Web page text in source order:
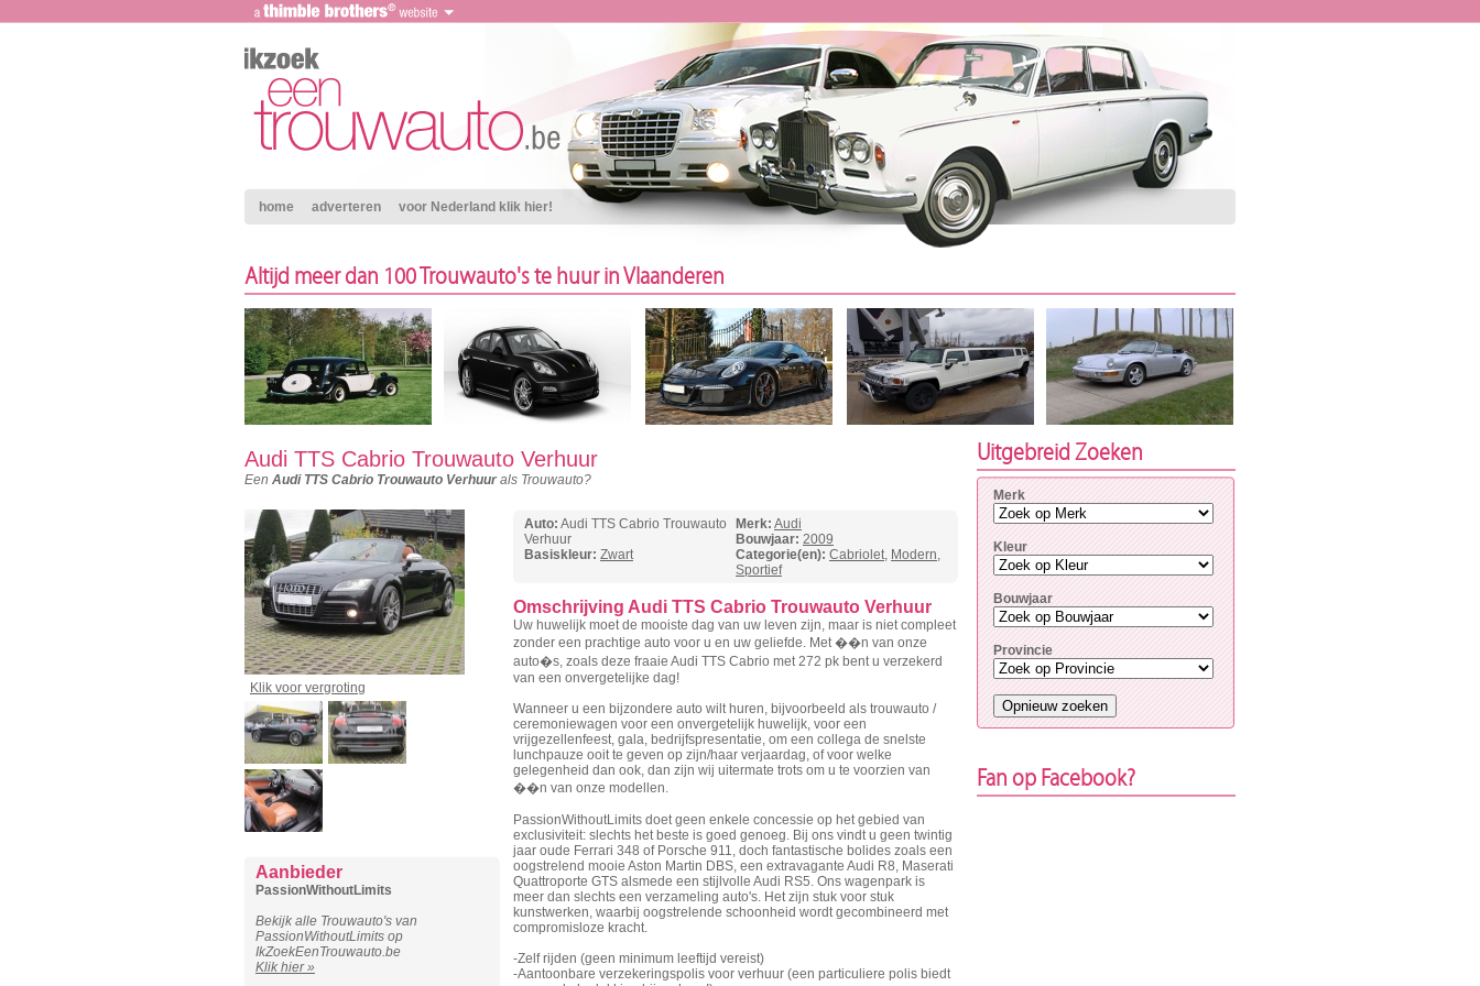
home adverteren voor Nederland klik hier!
Altijd meer dan 100 Trouwauto's te huur in Vlaanderen
Audi TTS Cabrio Trouwauto Verhuur
Een Audi TTS Cabrio Trouwauto Verhuur als Trouwauto?
Klik voor vergroting
Aanbieder
PassionWithoutLimits
Bekijk alle Trouwauto's van
PassionWithoutLimits op
IkZoekEenTrouwauto.be
Klik hier »
Auto: Audi TTS Cabrio Trouwauto
Verhuur
Merk: Audi
Bouwjaar: 2009
Basiskleur: Zwart Categorie(en): Cabriolet, Modern,
Sportief
Omschrijving Audi TTS Cabrio Trouwauto Verhuur
Uw huwelijk moet de mooiste dag van uw leven zijn, maar is niet compleet
zonder een prachtige auto voor u en uw geliefde. Met ��n van onze
auto�s, zoals deze fraaie Audi TTS Cabrio met 272 pk bent u verzekerd
van een onvergetelijke dag!
Wanneer u een bijzondere auto wilt huren, bijvoorbeeld als trouwauto /
ceremoniewagen voor een onvergetelijk huwelijk, voor een
vrijgezellenfeest, gala, bedrijfspresentatie, om een collega de snelste
lunchpauze ooit te geven op zijn/haar verjaardag, of voor welke
gelegenheid dan ook, dan zijn wij uitermate trots om u te voorzien van
��n van onze modellen.
PassionWithoutLimits doet geen enkele concessie op het gebied van
exclusiviteit: slechts het beste is goed genoeg. Bij ons vindt u geen twintig
jaar oude Ferrari 348 of Porsche 911, doch fantastische bolides zoals een
oogstrelend mooie Aston Martin DBS, een extravagante Audi R8, Maserati
Quattroporte GTS alsmede een stijlvolle Audi RS5. Ons wagenpark is
meer dan slechts een verzameling auto's. Het zijn stuk voor stuk
kunstwerken, waarbij oogstrelende schoonheid wordt gecombineerd met
compromisloze kracht.
-Zelf rijden (geen minimum leeftijd vereist)
-Aantoonbare verzekeringspolis voor verhuur (een particuliere polis biedt
Uitgebreid Zoeken
Merk
Kleur
Bouwjaar
Provincie
Fan op Facebook?